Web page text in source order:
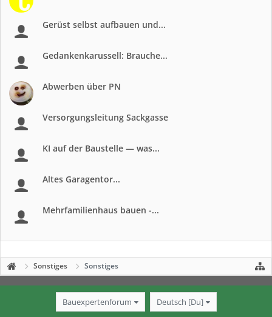
Gerüst selbst aufbauen und...
Gedankenkarussell: Brauche...
Abwerben über PN
Versorgungsleitung Sackgasse
KI auf der Baustelle — was...
Altes Garagentor...
Mehrfamilienhaus bauen -...
Sonstiges Sonstiges
Bauexpertenforum Deutsch [Du]